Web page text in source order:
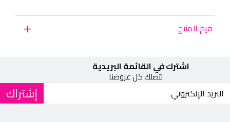
قيم المنتج
اشترك في القائمة البريدية
لتصلك كل عروضنا
إشتراك